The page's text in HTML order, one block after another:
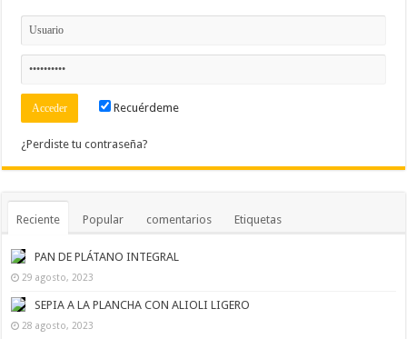
Recuérdeme
¿Perdiste tu contraseña?
Reciente Popular comentarios Etiquetas
PAN DE PLÁTANO INTEGRAL
29 agosto, 2023
SEPIA A LA PLANCHA CON ALIOLI LIGERO
28 agosto, 2023